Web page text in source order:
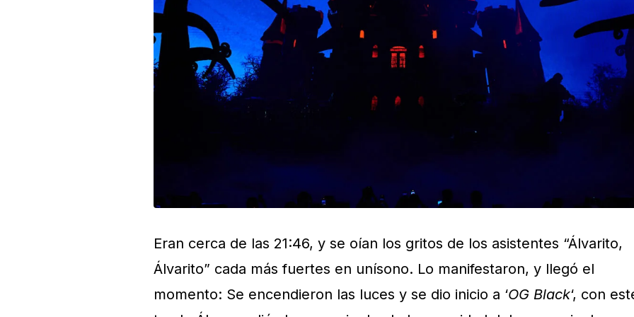
Eran cerca de las 21:46, y se oían los gritos de los asistentes “Álvarito,
Álvarito” cada más fuertes en unísono. Lo manifestaron, y llegó el
momento: Se encendieron las luces y se dio inicio a ‘OG Black‘, con